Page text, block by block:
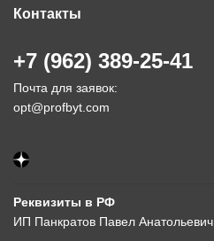
Контакты
+7 (962) 389-25-41
Почта для заявок:
opt@profbyt.com
Реквизиты в РФ
ИП Панкратов Павел Анатольевич